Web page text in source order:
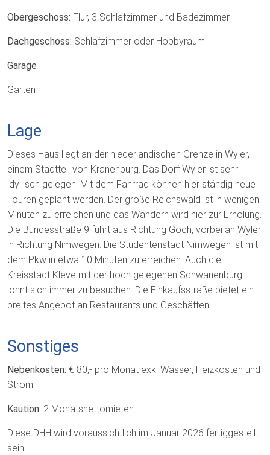
Obergeschoss: Flur, 3 Schlafzimmer und Badezimmer
Dachgeschoss: Schlafzimmer oder Hobbyraum
Garage
Garten
Lage
Dieses Haus liegt an der niederländischen Grenze in Wyler,
einem Stadtteil von Kranenburg. Das Dorf Wyler ist sehr
idyllisch gelegen. Mit dem Fahrrad können hier ständig neue
Touren geplant werden. Der große Reichswald ist in wenigen
Minuten zu erreichen und das Wandern wird hier zur Erholung.
Die Bundesstraße 9 führt aus Richtung Goch, vorbei an Wyler
in Richtung Nimwegen. Die Studentenstadt Nimwegen ist mit
dem Pkw in etwa 10 Minuten zu erreichen. Auch die
Kreisstadt Kleve mit der hoch gelegenen Schwanenburg
lohnt sich immer zu besuchen. Die Einkaufsstraße bietet ein
breites Angebot an Restaurants und Geschäften.
Sonstiges
Nebenkosten: € 80,- pro Monat exkl Wasser, Heizkosten und
Strom
Kaution: 2 Monatsnettomieten
Diese DHH wird voraussichtlich im Januar 2026 fertiggestellt
sein.